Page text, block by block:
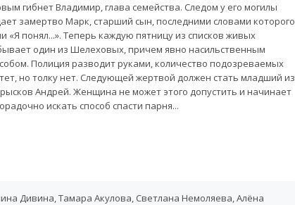
гибнет Владимир, глава семейства. Следом у его могилы
замертво Марк, старший сын, последними словами которого
«Я понял...». Теперь каждую пятницу из списков живых
один из Шелеховых, причем явно насильственным
Полиция разводит руками, количество подозреваемых
но толку нет. Следующей жертвой должен стать младший из
Андрей. Женщина не может этого допустить и начинает
искать способ спасти парня...
Дивина, Тамара Акулова, Светлана Немоляева, Алёна